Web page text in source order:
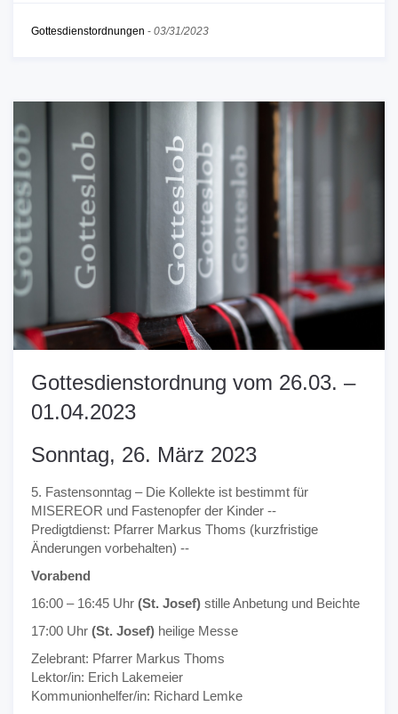
Gottesdienstordnungen - 03/31/2023
Gottesdienstordnung vom 26.03. –
01.04.2023
Sonntag, 26. März 2023
5. Fastensonntag – Die Kollekte ist bestimmt für
MISEREOR und Fastenopfer der Kinder --
Predigtdienst: Pfarrer Markus Thoms (kurzfristige
Änderungen vorbehalten) --
Vorabend
16:00 – 16:45 Uhr (St. Josef) stille Anbetung und Beichte
17:00 Uhr (St. Josef) heilige Messe
Zelebrant: Pfarrer Markus Thoms
Lektor/in: Erich Lakemeier
Kommunionhelfer/in: Richard Lemke